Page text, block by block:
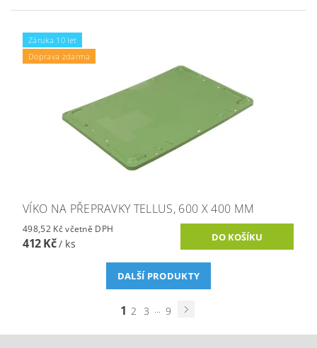
Záruka 10 let
Doprava zdarma
VÍKO NA PŘEPRAVKY TELLUS, 600 X 400 MM
498,52 Kč včetně DPH
412 Kč/ ks
DALŠÍ PRODUKTY
1 2 3 ... 9